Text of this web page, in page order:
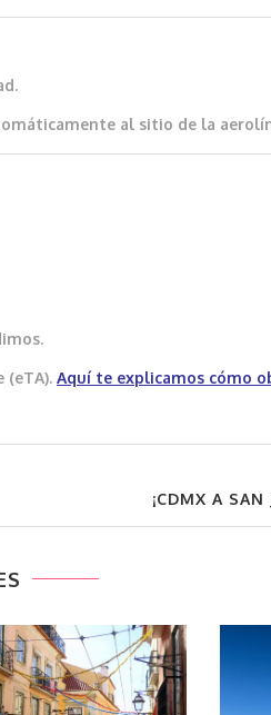
al sitio de la
(eTA). Aquí te explicamos cómo
¡CDMX A